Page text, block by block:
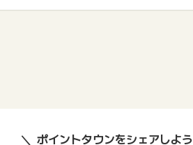
ポイントタウンをシェアしよう